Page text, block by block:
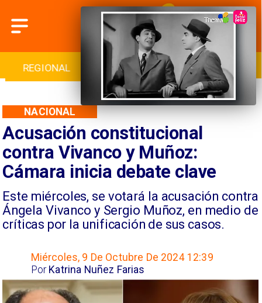
INTERNACIONAL DEPORTES CULTURA
Acusación constitucional
contra Vivanco y Muñoz:
Cámara inicia debate clave
​Este miércoles, se votará la acusación contra
Ángela Vivanco y Sergio Muñoz, en medio de
críticas por la unificación de sus casos.
NACIONAL
Miércoles, 9 De Octubre De 2024 12:39
Katrina Nuñez Farias
Por